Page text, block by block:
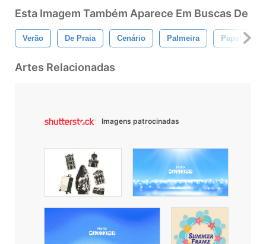
Esta Imagem Também Aparece Em Buscas De
Verão De Praia Cenário Palmeira Papel De
Artes Relacionadas
Imagens patrocinadas